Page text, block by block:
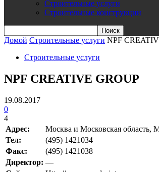
Строительные услуги
Строительные конструкции
Домой Строительные услуги NPF
Строительные услуги
NPF CREATIVE GROUP
19.08.2017
0
4
Адрес:
Москва и Московская
Teл:
(495) 1421034
Факс:
(495) 1421038
Директор: —